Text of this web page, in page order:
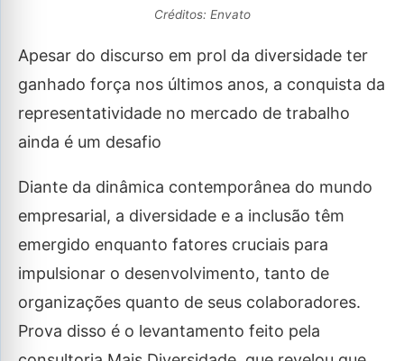
Créditos: Envato
Apesar do discurso em prol da diversidade ter
ganhado força nos últimos anos, a conquista da
representatividade no mercado de trabalho
ainda é um desafio
Diante da dinâmica contemporânea do mundo
empresarial, a diversidade e a inclusão têm
emergido enquanto fatores cruciais para
impulsionar o desenvolvimento, tanto de
organizações quanto de seus colaboradores.
Prova disso é o levantamento feito pela